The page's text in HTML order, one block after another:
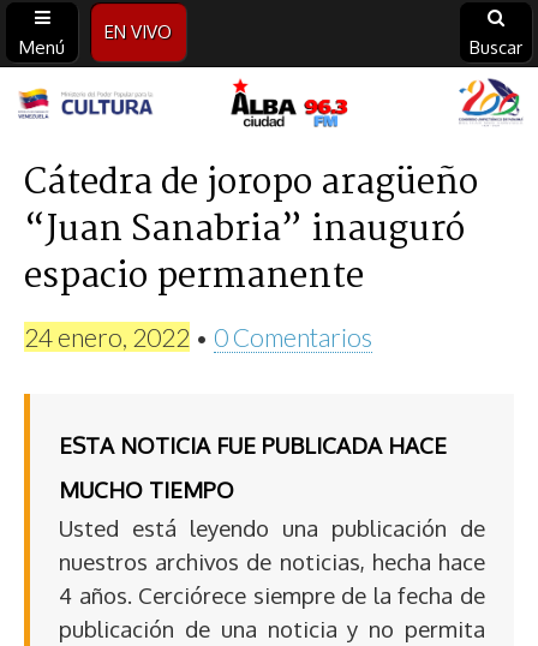
Menú
EN VIVO
Buscar
Alba
Ciudad
96.3
FM
Cátedra de joropo aragüeño
“Juan Sanabria” inauguró
espacio permanente
24 enero, 2022 • 0 Comentarios
ESTA NOTICIA FUE PUBLICADA HACE
MUCHO TIEMPO
Usted está leyendo una publicación de
nuestros archivos de noticias, hecha hace
4 años. Cerciórece siempre de la fecha de
publicación de una noticia y no permita